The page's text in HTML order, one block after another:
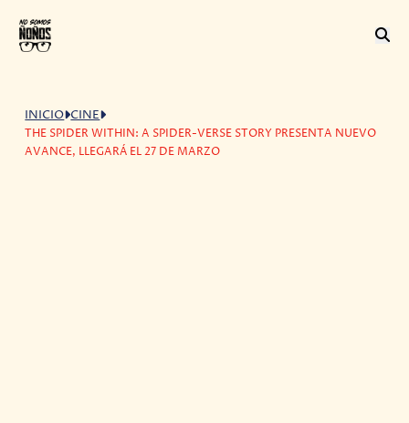
INICIO CINE
THE SPIDER WITHIN: A SPIDER-VERSE STORY PRESENTA NUEVO
AVANCE, LLEGARÁ EL 27 DE MARZO